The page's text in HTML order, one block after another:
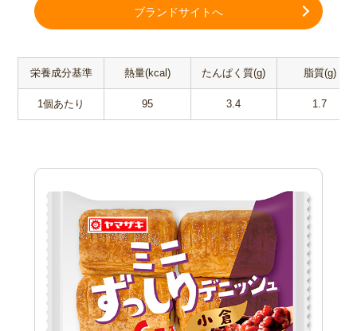
ブランドサイトへ
栄養成分基準
1個あたり
熱量(kcal)
95
たんぱく質(g)
3.4
脂質(g)
1.7